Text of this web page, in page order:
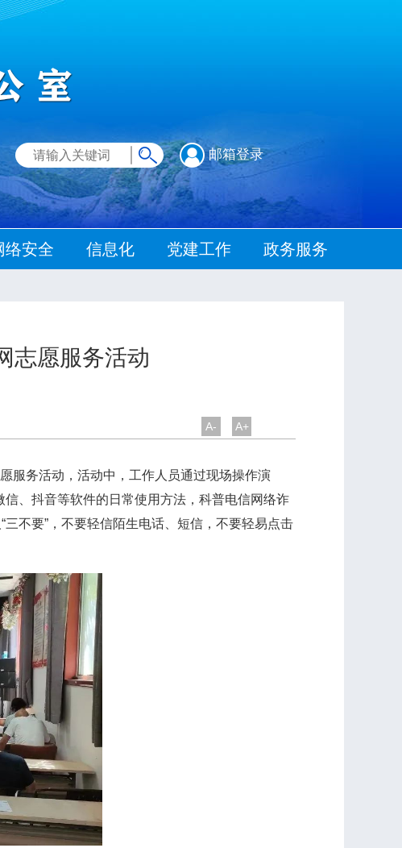
邮箱登录
络安全 信息化 党建工作 政务服务
志愿服务活动
A- A+
服务活动，活动中，工作人员通过现场操作演
、抖音等软件的日常使用方法，科普电信网络诈
不要”，不要轻信陌生电话、短信，不要轻易点击